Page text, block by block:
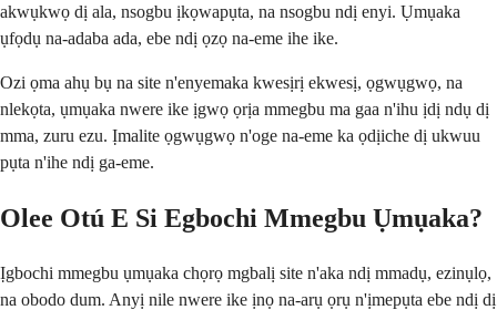
akwụkwọ dị ala, nsogbu ịkọwapụta, na nsogbu ndị enyi. Ụmụaka
ụfọdụ na-adaba ada, ebe ndị ọzọ na-eme ihe ike.
Ozi ọma ahụ bụ na site n'enyemaka kwesịrị ekwesị, ọgwụgwọ, na
nlekọta, ụmụaka nwere ike ịgwọ ọrịa mmegbu ma gaa n'ihu ịdị ndụ dị
mma, zuru ezu. Ịmalite ọgwụgwọ n'oge na-eme ka ọdịiche dị ukwuu
pụta n'ihe ndị ga-eme.
Olee Otú E Si Egbochi Mmegbu Ụmụaka?
Ịgbochi mmegbu ụmụaka chọrọ mgbalị site n'aka ndị mmadụ, ezinụlọ,
na obodo dum. Anyị nile nwere ike ịnọ na-arụ ọrụ n'ịmepụta ebe ndị dị